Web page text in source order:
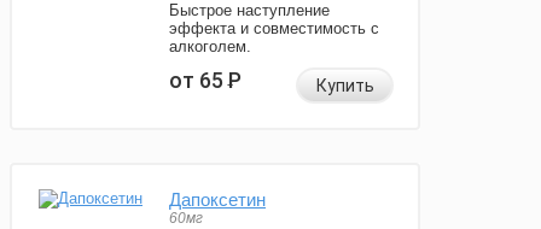
Быстрое наступление
эффекта и совместимость с
алкоголем.
от 65Р Купить
Дапоксетин
60мг